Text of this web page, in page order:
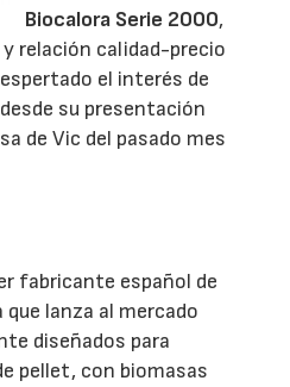
Biocalora Serie 2000,
relación calidad-precio
el interés de
su presentación
de Vic del pasado mes
fabricante español de
lanza al mercado
diseñados para
pellet, con biomasas